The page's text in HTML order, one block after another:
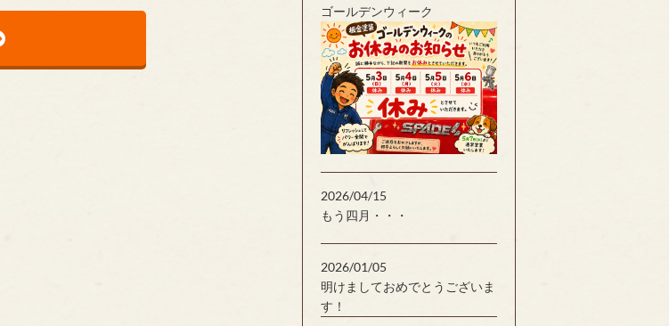
ゴールデンウィーク
2026/04/15
もう四月・・・
2026/01/05
明けましておめでとうございま
す！